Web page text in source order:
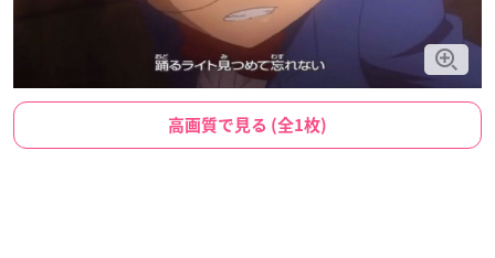
高画質で見る (全1枚)